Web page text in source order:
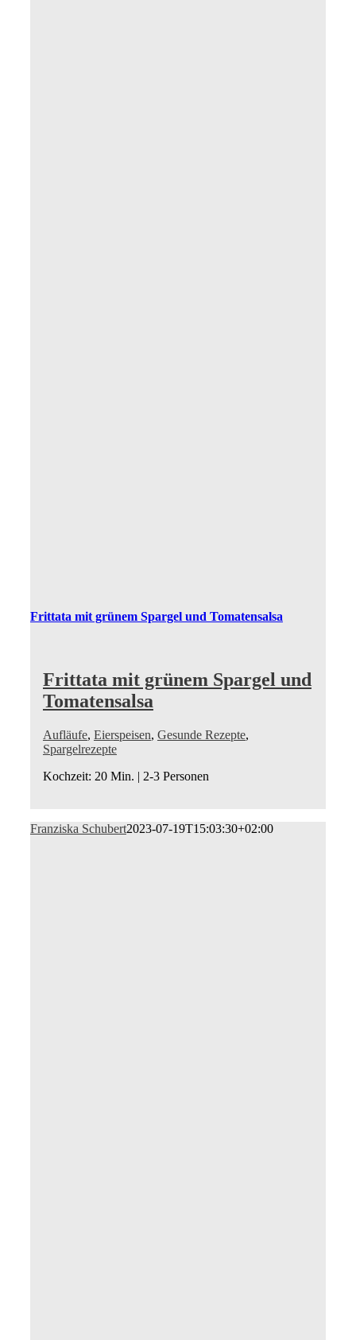
Frittata mit grünem Spargel und Tomatensalsa
Frittata mit grünem Spargel und
Tomatensalsa
Aufläufe, Eierspeisen, Gesunde Rezepte,
Spargelrezepte
Kochzeit: 20 Min. | 2-3 Personen
Franziska Schubert2023-07-19T15:03:30+02:00